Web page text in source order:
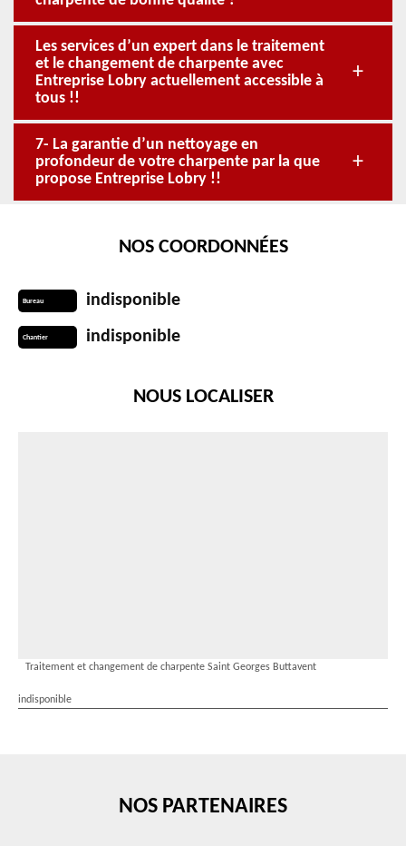
Les services d’un expert dans le traitement
et le changement de charpente avec
Entreprise Lobry actuellement accessible à
tous !!
7- La garantie d’un nettoyage en
profondeur de votre charpente par la que
propose Entreprise Lobry !!
NOS COORDONNÉES
Bureau indisponible
Chantier indisponible
NOUS LOCALISER
Traitement et changement de charpente Saint Georges Buttavent
indisponible
NOS PARTENAIRES